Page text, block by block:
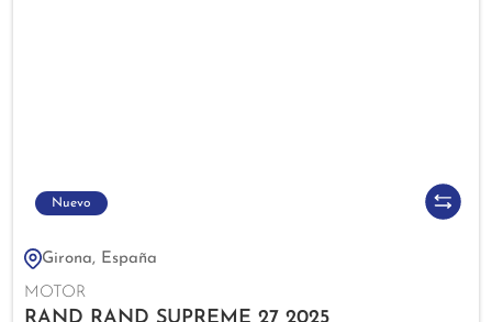
Nuevo
Girona, España
MOTOR
RAND RAND SUPREME 27 2025